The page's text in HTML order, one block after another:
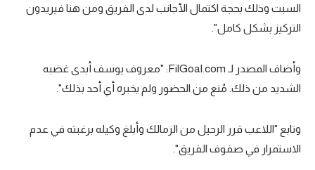
كويز في الجول
السبت وذلك بحجة اكتمال الأجانب لدى الفريق ومن هنا فيريدون
التركيز بشكل كامل".
وأضاف المصدر لـ FilGoal.com: "معروف يوسف أبدى غضبه
الشديد من ذلك. مُنع من الحضور ولم يخبره أي أحد بذلك".
وتابع "اللاعب قرر الرحيل من الزمالك وأبلغ وكيله برغبته في عدم
الاستمرار في صفوف الفريق".